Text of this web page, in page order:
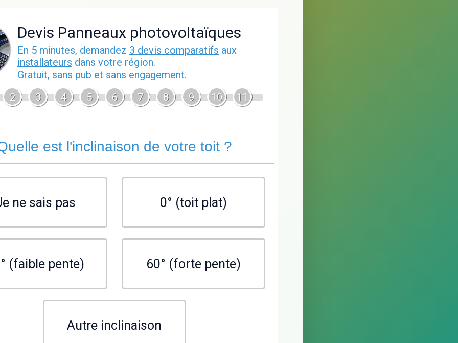
Devis Panneaux photovoltaïques
En 5 minutes, demandez 3 devis comparatifs aux
installateurs dans votre région.
Gratuit, sans pub et sans engagement.
2
3 4 5 6 7 8 9 10 11
est l'inclinaison de votre toit ?
ne sais pas 0° (toit plat)
(faible pente) 60° (forte pente)
Autre inclinaison